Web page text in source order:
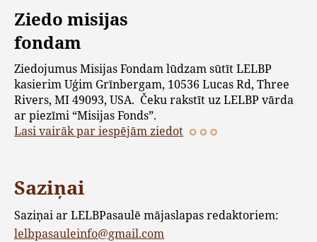
Ziedo misijas
fondam
Ziedojumus Misijas Fondam lūdzam sūtīt LELBP
kasierim Uģim Grīnbergam, 10536 Lucas Rd, Three
Rivers, MI 49093, USA. Čeku rakstīt uz LELBP vārda
ar piezīmi “Misijas Fonds”.
Lasi vairāk par iespējām ziedot
Saziņai
Saziņai ar LELBPasaulē mājaslapas redaktoriem:
lelbpasauleinfo@gmail.com